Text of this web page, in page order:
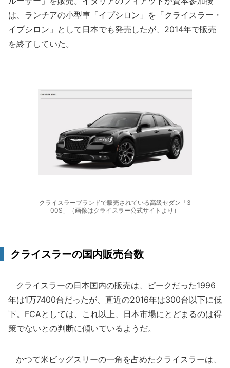
は、ランチアの小型車「イプシロン」を「クライスラー・
イプシロン」として日本でも発売したが、2014年で販売
を終了していた。
クライスラーブランドで販売されている高級セダン「3
00S」（画像はクライスラー公式サイトより）
クライスラーの国内販売台数
クライスラーの日本国内の販売は、ピークだった1996
年は1万7400台だったが、直近の2016年は300台以下に低
下。FCAとしては、これ以上、日本市場にとどまるのは得
策でないとの判断に傾いているようだ。
かつて米ビッグスリーの一角を占めたクライスラーは、